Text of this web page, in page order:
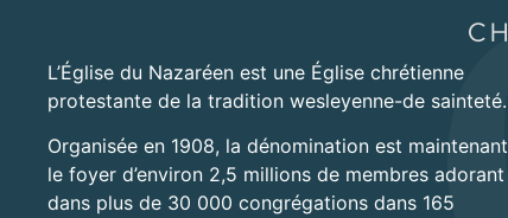
L’Église du Nazaréen est une Église chrétienne
protestante de la tradition wesleyenne-de sainteté.
Organisée en 1908, la dénomination est maintenant
le foyer d’environ 2,5 millions de membres adorant
dans plus de 30 000 congrégations dans 165